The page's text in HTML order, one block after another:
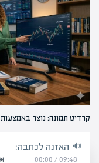
קרדיט תמונה: נוצר באמצעות AI
האזנה לכתבה:
09:48
/
00:00